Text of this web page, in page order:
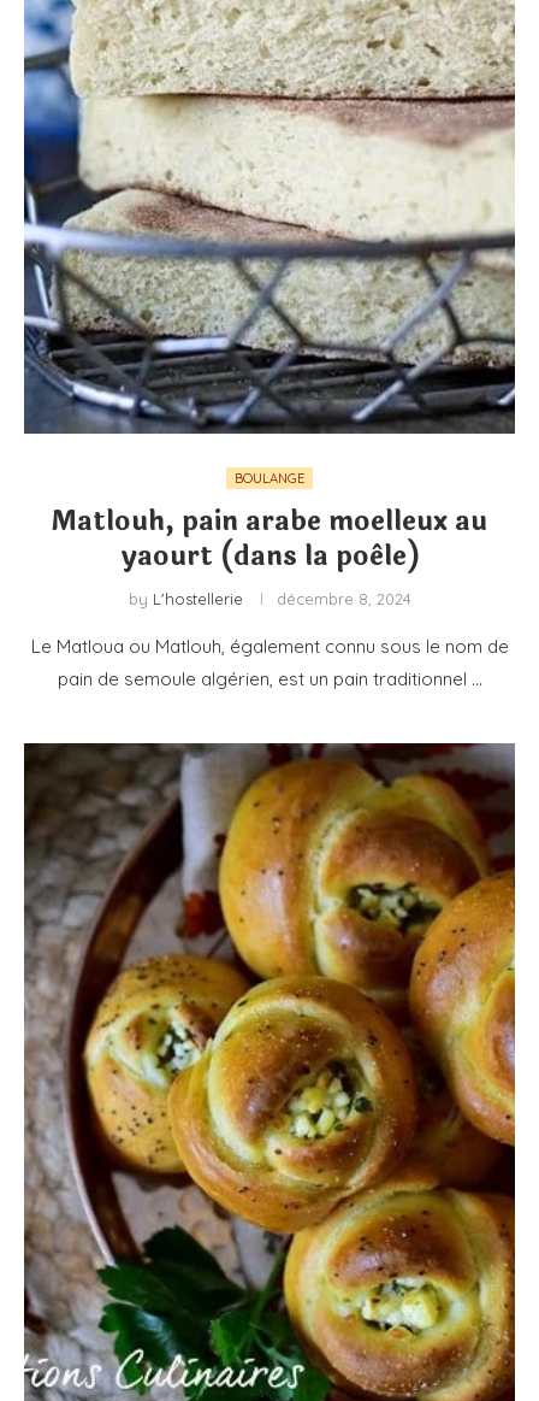
BOULANGE
Matlouh, pain arabe moelleux au
yaourt (dans la poêle)
by L'hostellerie décembre 8, 2024
Le Matloua ou Matlouh, également connu sous le nom de
pain de semoule algérien, est un pain traditionnel …